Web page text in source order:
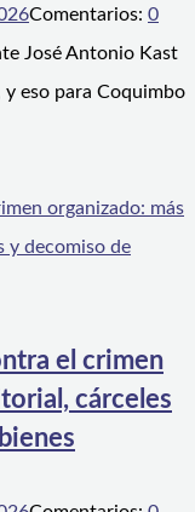
Comentarios: 0
José Antonio Kast
y eso para Coquimbo
el crimen
cárceles